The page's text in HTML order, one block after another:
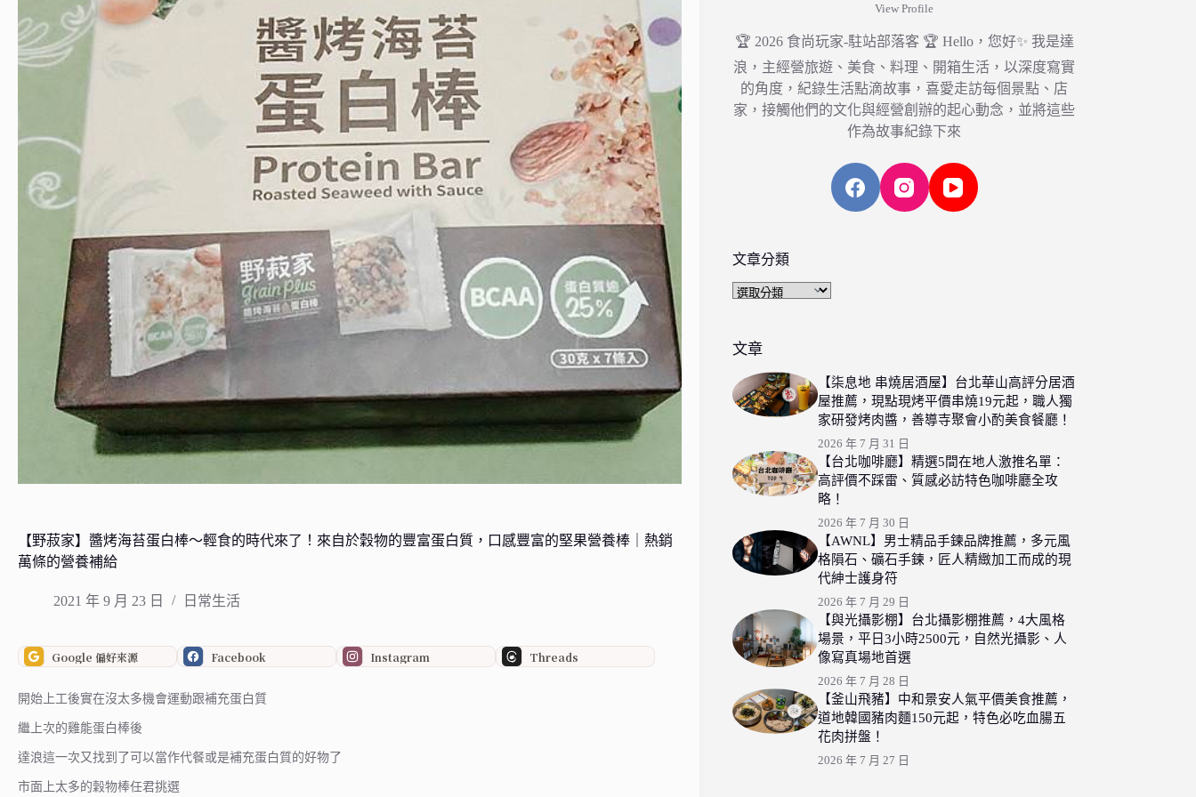
【野菽家】醬烤海苔蛋白棒～輕食的時代來了！來自於穀物的豐富蛋白質，口感豐富的堅果營養棒｜熱銷
萬條的營養補給
2021 年 9 月 23 日 日常生活
Google 偏好來源 Facebook Instagram Threads
開始上工後實在沒太多機會運動跟補充蛋白質
繼上次的雞能蛋白棒後
達浪這一次又找到了可以當作代餐或是補充蛋白質的好物了
市面上太多的穀物棒任君挑選
View Profile
🏆 2026 食尚玩家-駐站部落客 🏆 Hello，您好✨ 我是達
浪，主經營旅遊、美食、料理、開箱生活，以深度寫實
的角度，紀錄生活點滴故事，喜愛走訪每個景點、店
家，接觸他們的文化與經營創辦的起心動念，並將這些
作為故事紀錄下來
文章分類
文
類
文章
【柒息地 串燒居酒屋】台北華山高評分居酒
屋推薦，現點現烤平價串燒19元起，職人獨
家研發烤肉醬，善導寺聚會小酌美食餐廳！
2026 年 7 月 31 日
【台北咖啡廳】精選5間在地人激推名單：
高評價不踩雷、質感必訪特色咖啡廳全攻
略！
2026 年 7 月 30 日
【AWNL】男士精品手鍊品牌推薦，多元風
格隕石、礦石手鍊，匠人精緻加工而成的現
代紳士護身符
2026 年 7 月 29 日
【與光攝影棚】台北攝影棚推薦，4大風格
場景，平日3小時2500元，自然光攝影、人
像寫真場地首選
2026 年 7 月 28 日
【釜山飛豬】中和景安人氣平價美食推薦，
道地韓國豬肉麵150元起，特色必吃血腸五
花肉拼盤！
2026 年 7 月 27 日